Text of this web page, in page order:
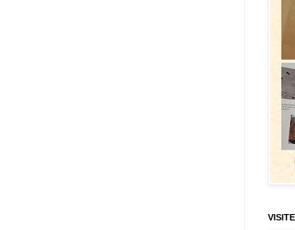
VISITE